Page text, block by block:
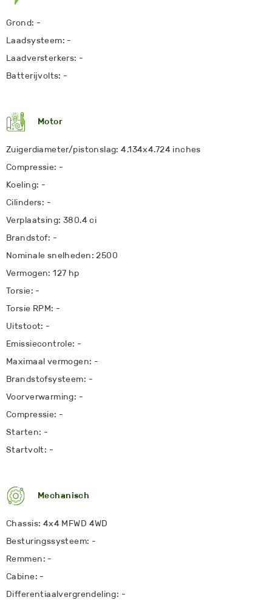
Grond: -
Laadsysteem: -
Laadversterkers: -
Batterijvolts: -
Motor
Zuigerdiameter/pistonslag: 4.134x4.724 inches
Compressie: -
Koeling: -
Cilinders: -
Verplaatsing: 380.4 ci
Brandstof: -
Nominale snelheden: 2500
Vermogen: 127 hp
Torsie: -
Torsie RPM: -
Uitstoot: -
Emissiecontrole: -
Maximaal vermogen: -
Brandstofsysteem: -
Voorverwarming: -
Compressie: -
Starten: -
Startvolt: -
Mechanisch
Chassis: 4x4 MFWD 4WD
Besturingssysteem: -
Remmen: -
Cabine: -
Differentiaalvergrendeling: -